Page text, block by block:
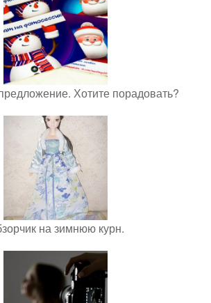
Хотите порадовать?
на зимнюю курн.